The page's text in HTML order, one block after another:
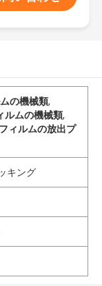
の機械類,
ルムの機械類,
ィルムの放出プ
キング